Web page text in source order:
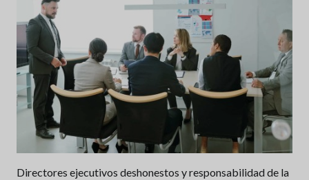
Directores ejecutivos deshonestos y responsabilidad de la